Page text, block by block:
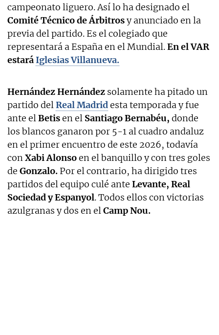
campeonato liguero. Así lo ha designado el
Comité Técnico de Árbitrosy anunciado en la
previa del partido. Es el colegiado que
representará a España en el Mundial.En el VAR
estaráIglesias Villanueva.
Hernández Hernández solamente ha pitado un
partido delReal Madridesta temporada y fue
ante elBetisen el Santiago Bernabéu, donde
los blancos ganaron por 5-1 al cuadro andaluz
en el primer encuentro de este 2026, todavía
conXabi Alonsoen el banquillo y con tres goles
de Gonzalo. Por el contrario, ha dirigido tres
partidos del equipo culé ante Levante, Real
Sociedad y Espanyol. Todos ellos con victorias
azulgranas y dos en elCamp Nou.